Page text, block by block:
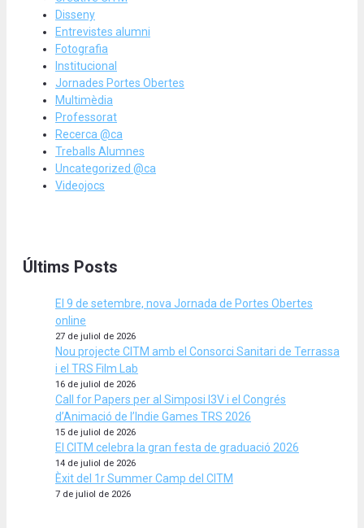
Disseny
Entrevistes alumni
Fotografia
Institucional
Jornades Portes Obertes
Multimèdia
Professorat
Recerca @ca
Treballs Alumnes
Uncategorized @ca
Videojocs
Últims Posts
El 9 de setembre, nova Jornada de Portes Obertes
online
27 de juliol de 2026
Nou projecte CITM amb el Consorci Sanitari de Terrassa
i el TRS Film Lab
16 de juliol de 2026
Call for Papers per al Simposi I3V i el Congrés
d’Animació de l’Indie Games TRS 2026
15 de juliol de 2026
El CITM celebra la gran festa de graduació 2026
14 de juliol de 2026
Èxit del 1r Summer Camp del CITM
7 de juliol de 2026